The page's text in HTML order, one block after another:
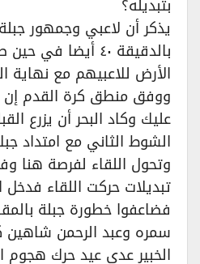
بتبديله؟
يذكر أن لاعبي وجمهور جبلة
بالدقيقة ٤٠ أيضا
الأرض للاعبيهم مع نهاية
ووفق منطق كرة القدم
عليك وكاد البحر أن يزرع
الشوط الثاني مع امتداد
وتحول اللقاء لفرصة هنا
تبديلات حركت اللقاء فدخل
فضاعفوا خطورة جبلة
سمره وعبد الرحمن
الخبير عدي عيد حرك هجوم